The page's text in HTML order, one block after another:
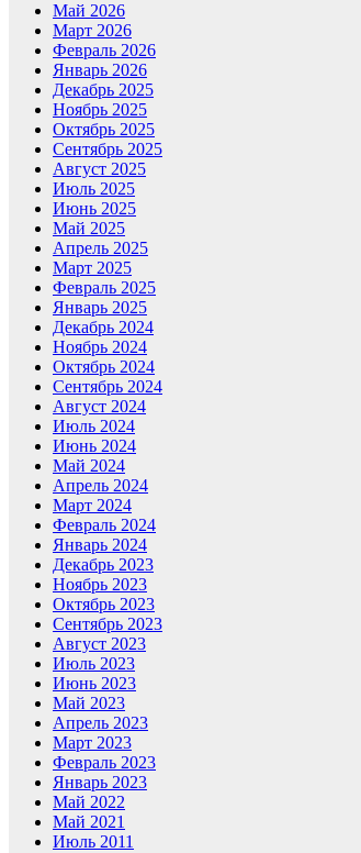
Май 2026
Март 2026
Февраль 2026
Январь 2026
Декабрь 2025
Ноябрь 2025
Октябрь 2025
Сентябрь 2025
Август 2025
Июль 2025
Июнь 2025
Май 2025
Апрель 2025
Март 2025
Февраль 2025
Январь 2025
Декабрь 2024
Ноябрь 2024
Октябрь 2024
Сентябрь 2024
Август 2024
Июль 2024
Июнь 2024
Май 2024
Апрель 2024
Март 2024
Февраль 2024
Январь 2024
Декабрь 2023
Ноябрь 2023
Октябрь 2023
Сентябрь 2023
Август 2023
Июль 2023
Июнь 2023
Май 2023
Апрель 2023
Март 2023
Февраль 2023
Январь 2023
Май 2022
Май 2021
Июль 2011